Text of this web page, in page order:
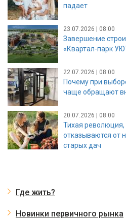
падает
23.07.2026 | 08:00
Завершение
«Квартал-парк
22.07.2026 | 08:00
Почему при
чаще обращают
20.07.2026 | 08:00
Тихая
отказываются от
старых дач
Где жить?
Новинки первичного рынка